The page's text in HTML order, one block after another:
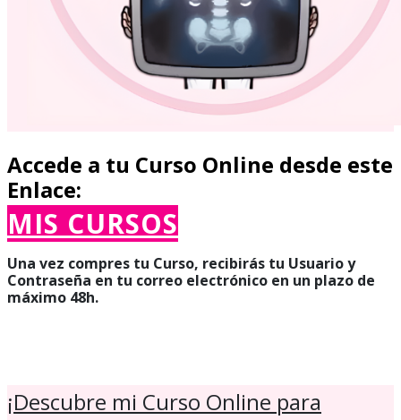
Accede a tu Curs​o Online desde este
Enlace:
MIS CURSOS
Una vez compres tu Curso, recibirás tu Usuario y
Contraseña en tu correo electrónico en un plazo de
máximo 48h.
¡Descubre mi Curso Online para